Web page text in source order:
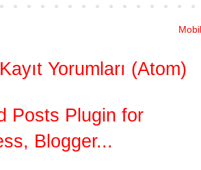
Kayıt Yorumları (Atom)